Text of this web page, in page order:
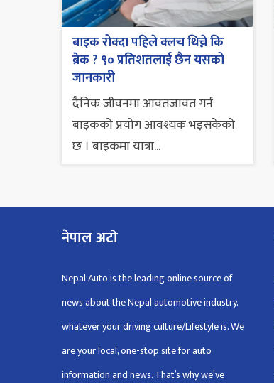
बाइक रोक्दा पहिले क्लच थिच्ने कि
ब्रेक ? ९० प्रतिशतलाई छैन यसको
जानकारी
दैनिक जीवनमा आवतजावत गर्न
बाइकको प्रयोग आवश्यक भइसकेको
छ । बाइकमा यात्रा...
नेपाल अटो
Nepal Auto is the leading online source of
news about the Nepal automotive industry.
whatever your driving culture/Lifestyle is. We
are your local, one-stop site for auto
information and news. That’s why we’ve